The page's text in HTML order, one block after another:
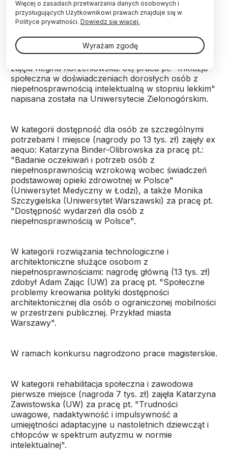
Państwowy Fundusz Rehabilitacji Osób
Niepełnosprawnych.
W zakresie prac doktorskich w kategorii rehabilitacja
zajęła Regina Korzeniowska. Jej praca pt. "Inkluzja
społeczna w doświadczeniach dorosłych osób z
niepełnosprawnością intelektualną w stopniu lekkim"
napisana została na Uniwersytecie Zielonogórskim.
W kategorii dostępność dla osób ze szczególnymi
potrzebami I miejsce (nagrody po 13 tys. zł) zajęły ex
aequo: Katarzyna Binder-Olibrowska za pracę pt.:
"Badanie oczekiwań i potrzeb osób z
niepełnosprawnością wzrokową wobec świadczeń
podstawowej opieki zdrowotnej w Polsce"
(Uniwersytet Medyczny w Łodzi), a także Monika
Szczygielska (Uniwersytet Warszawski) za pracę pt.
"Dostępność wydarzeń dla osób z
niepełnosprawnością w Polsce".
W kategorii rozwiązania technologiczne i
architektoniczne służące osobom z
niepełnosprawnościami: nagrodę główną (13 tys. zł)
zdobył Adam Zając (UW) za pracę pt. "Społeczne
problemy kreowania polityki dostępności
architektonicznej dla osób o ograniczonej mobilności
w przestrzeni publicznej. Przykład miasta
Warszawy".
W ramach konkursu nagrodzono prace magisterskie.
W kategorii rehabilitacja społeczna i zawodowa
pierwsze miejsce (nagroda 7 tys. zł) zajęła Katarzyna
Zawistowska (UW) za pracę pt. "Trudności
uwagowe, nadaktywność i impulsywność a
umiejętności adaptacyjne u nastoletnich dziewcząt i
chłopców w spektrum autyzmu w normie
intelektualnej".
Więcej o zasadach przetwarzania danych osobowych i
przysługujących Użytkownikowi prawach znajduje się w
Polityce prywatności. Dowiedz się więcej.
Wyrażam zgodę